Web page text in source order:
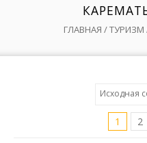
ГЛАВНАЯ /ТУРИЗМ
1 2